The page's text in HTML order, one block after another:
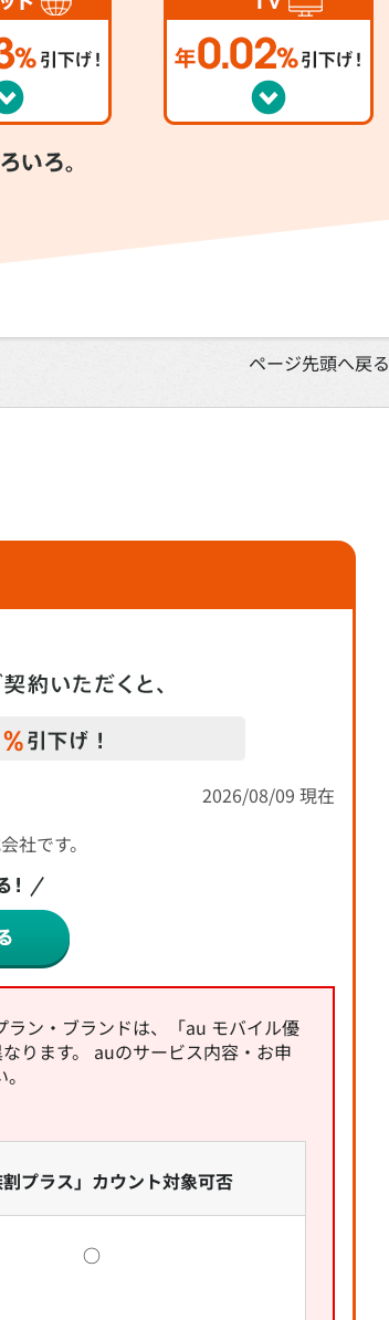
ページ先頭へ戻る
2026/08/09 現在
社です。
ン・ブランドは、「au モバイル優
ります。 auのサービス内容・お申
割プラス」カウント対象可否
○